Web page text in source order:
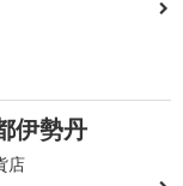
伊勢丹
店